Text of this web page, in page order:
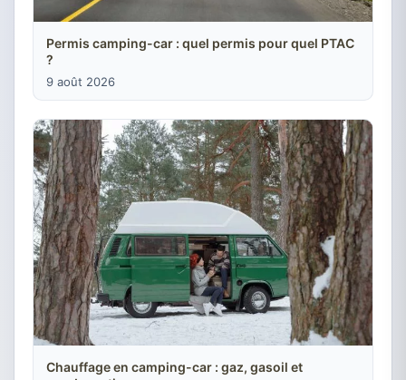
Permis camping-car : quel permis pour quel PTAC
?
9 août 2026
Chauffage en camping-car : gaz, gasoil et